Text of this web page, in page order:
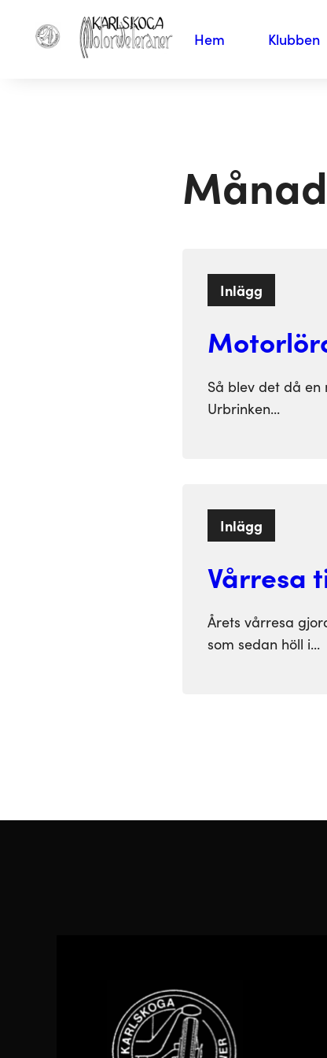
Hem Klubben
Inlägg
Så blev det då
Urbrinken...
Inlägg
Vårresa
Årets vårresa
som sedan höll i...